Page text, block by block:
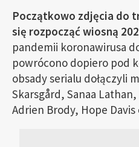
Początkowo zdjęcia do
się rozpocząć wiosną
pandemii koronawirusa
powrócono dopiero pod
obsady serialu dołączyli
Skarsgård, Sanaa
Adrien Brody, Hope Davis